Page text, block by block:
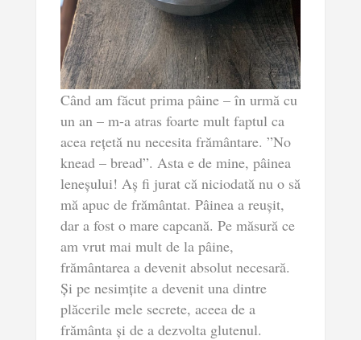
Când am făcut prima pâine – în urmă cu
un an – m-a atras foarte mult faptul ca
acea rețetă nu necesita frământare. ”No
knead – bread”. Asta e de mine, pâinea
leneșului! Aș fi jurat că niciodată nu o să
mă apuc de frământat. Pâinea a reușit,
dar a fost o mare capcană. Pe măsură ce
am vrut mai mult de la pâine,
frământarea a devenit absolut necesară.
Și pe nesimțite a devenit una dintre
plăcerile mele secrete, aceea de a
frământa și de a dezvolta glutenul.